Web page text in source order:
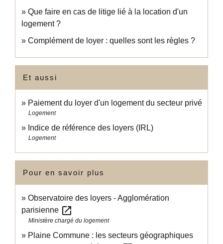
Que faire en cas de litige lié à la location d'un
logement ?
Complément de loyer : quelles sont les règles ?
Et aussi
Paiement du loyer d'un logement du secteur privé
Logement
Indice de référence des loyers (IRL)
Logement
Pour en savoir plus
Observatoire des loyers - Agglomération
parisienne open_in_new
Ministère chargé du logement
Plaine Commune : les secteurs géographiques